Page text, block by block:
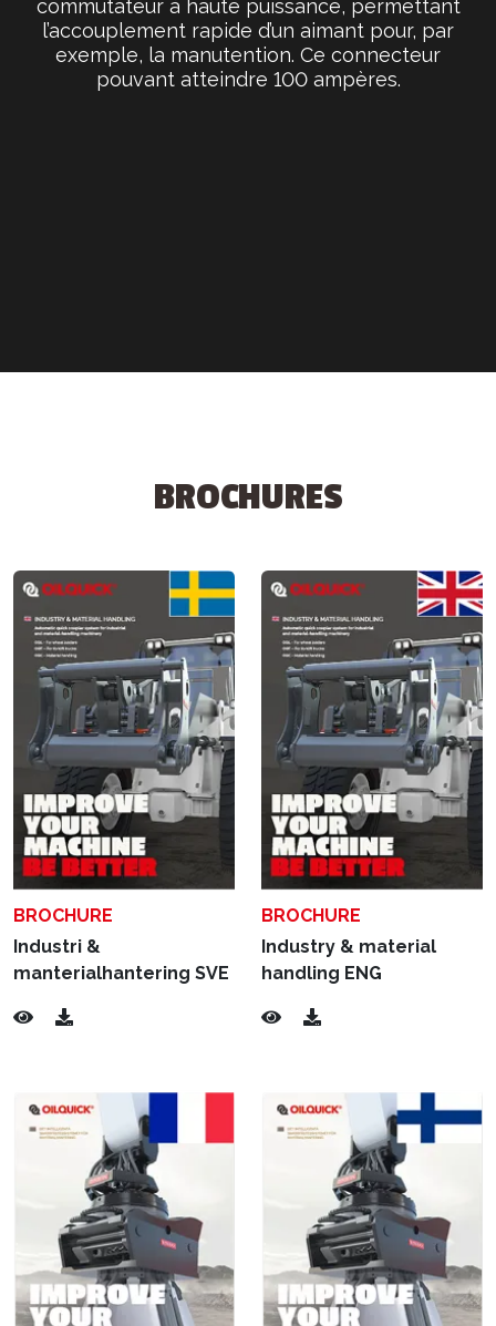
commutateur à haute puissance, permettant
l’accouplement rapide d’un aimant pour, par
exemple, la manutention. Ce connecteur
pouvant atteindre 100 ampères.
BROCHURES
BROCHURE
Industri &
manterialhantering SVE
BROCHURE
Industry & material
handling ENG